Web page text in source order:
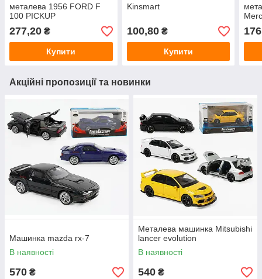
металева 1956 FORD F
100 PICKUP
277,20 ₴
Купити
Kinsmart
100,80₴
Купити
Акційні пропозиції та новинки
Машинка mazda rx-7
В наявності
570 ₴
Металева машинка Mitsubishi
lancer evolution
В наявності
540 ₴